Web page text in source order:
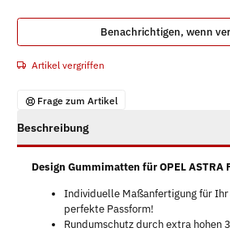
Benachrichtigen, wenn
Artikel vergriffen
Frage zum Artikel
Beschreibung
Design Gummimatten für OPEL ASTRA
Individuelle Maßanfertigung für
perfekte Passform!
Rundumschutz durch extra hohen